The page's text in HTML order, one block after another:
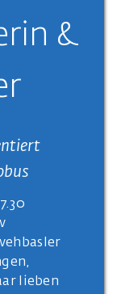
&
lieben